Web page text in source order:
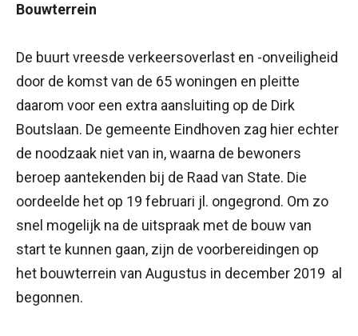
Bouwterrein
De buurt vreesde verkeersoverlast en -onveiligheid
door de komst van de 65 woningen en pleitte
daarom voor een extra aansluiting op de Dirk
Boutslaan. De gemeente Eindhoven zag hier echter
de noodzaak niet van in, waarna de bewoners
beroep aantekenden bij de Raad van State. Die
oordeelde het op 19 februari jl. ongegrond. Om zo
snel mogelijk na de uitspraak met de bouw van
start te kunnen gaan, zijn de voorbereidingen op
het bouwterrein van Augustus in december 2019 al
begonnen.